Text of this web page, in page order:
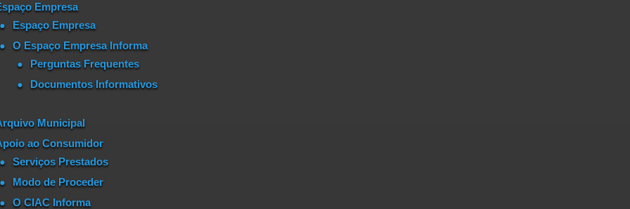
Empresa
Espaço Empresa
O Espaço Empresa Informa
Perguntas Frequentes
Documentos Informativos
Municipal
ao Consumidor
Serviços Prestados
Modo de Proceder
O CIAC Informa